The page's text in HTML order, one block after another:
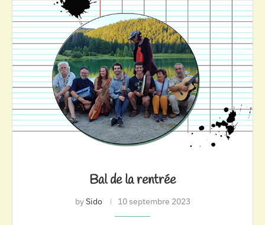
Bal de la rentrée
bySido 10 septembre 2023